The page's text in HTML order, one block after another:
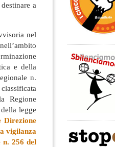
a
nel
e della
n.
Regione
legge
Direzione
vigilanza
n. 256 del